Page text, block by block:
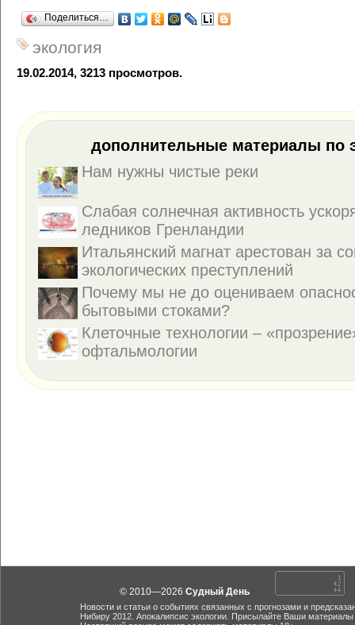
Поделиться…
экология
19.02.2014, 3213 просмотров.
дополнительные материалы по
Нам нужны чистые реки
Слабая солнечная активность
ледников Гренландии
Итальянский магнат арестован за
экологических преступлений
Почему мы не до оцениваем
бытовыми стоками?
Клеточные технологии –
офтальмологии
© 2010—2026 Судный День
Новости и статьи о событиях связанных с прогнозами и
Нибиру 2012. Апокалипсис экологии. Присылайте Ваши